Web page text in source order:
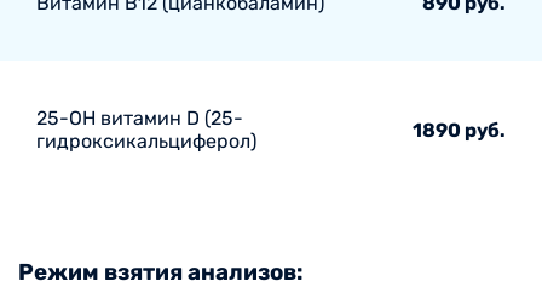
25-ОН витамин D (25-
гидроксикальциферол)
1890 руб.
Режим взятия анализов: